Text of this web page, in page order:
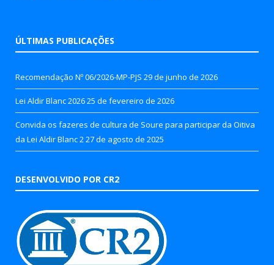
ÚLTIMAS PUBLICAÇÕES
Recomendação Nº 06/2026-MP-PJS 29 de junho de 2026
Lei Aldir Blanc 202625 de fevereiro de 2026
Convida os fazeres de cultura de Soure para participar da Oitiva
da Lei Aldir Blanc 227 de agosto de 2025
DESENVOLVIDO POR CR2